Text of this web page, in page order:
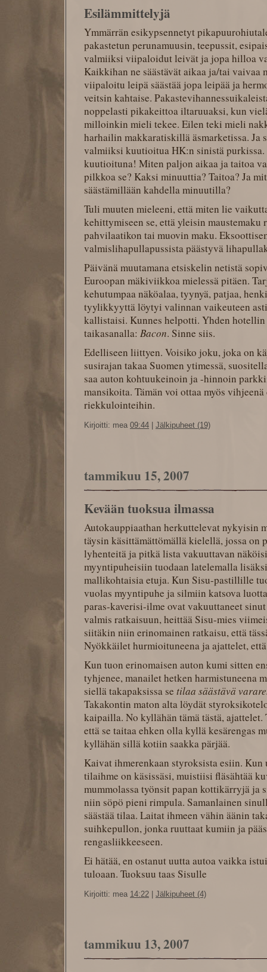
Esilämmittelyjä
Ymmärrän esikypsennetyt
pakastetun perunamuusin, teepussit,
valmiiksi viipaloidut leivät ja jopa hilloa
Kaikkihan ne säästävät aikaa ja/tai
viipaloitu leipä säästää jopa leipää ja
veitsin kahtaise.
noppelasti pikakeittoa iltaruuaksi, kun
milloinkin mieli tekee. Eilen teki mieli
harhailin makkaratiskillä äsmarketissa. Ja
valmiiksi kuutioitua HK:n sinistä
kuutioituna! Miten paljon aikaa ja taitoa
pilkkoa se? Kaksi minuuttia? Taitoa? Ja
säästämillään kahdella minuutilla?
Tuli muuten mieleeni, että miten lie
kehittymiseen se, että yleisin
pahvilaatikon tai muovin maku.
valmislihapullapussista päästyvä
Päivänä muutamana etsiskelin netistä
Euroopan mäkiviikkoa mielessä pitäen.
kehutumpaa näköalaa, tyynyä, patjaa,
tyylikkyyttä löytyi valinnan vaikeuteen
kallistaisi. Kunnes helpotti. Yhden
taikasanalla: Bacon. Sinne siis.
Edelliseen liittyen. Voisiko joku, joka on
susirajan takaa Suomen ytimessä,
saa auton kohtuukeinoin ja -hinnoin
mansikoita. Tämän voi ottaa myös
riekkulointeihin.
Kirjoitti: mea 09:44 Jälkipuheet (19)
tammikuu 15, 2007
Kevään tuoksua ilmassa
Autokauppiaathan herkuttelevat nykyisin
täysin käsittämättömällä kielellä, jossa
lyhenteitä ja pitkä lista vakuuttavan
myyntipuheisiin tuodaan latelemalla
mallikohtaisia etuja. Kun Sisu-pastillille
vuolas myyntipuhe ja silmiin katsova
paras-kaverisi-ilme ovat vakuuttaneet
valmis ratkaisuun, heittää Sisu-mies
siitäkin niin erinomainen ratkaisu, että
Nyökkäilet hurmioituneena ja ajattelet,
Kun tuon erinomaisen auton kumi sitten
tyhjenee, manailet hetken harmistuneena
siellä takapaksissa se tilaa säästävä
Takakontin maton alta löydät
kaipailla. No kyllähän tämä tästä,
että se taitaa ehken olla kyllä kesärengas
kyllähän sillä kotiin saakka pärjää.
Kaivat ihmerenkaan styroksista esiin.
tilaihme on käsissäsi, muistiisi fläsähtää
mummolassa työnsit papan kottikärryjä ja
niin söpö pieni rimpula. Samanlainen
säästää tilaa. Laitat ihmeen vähin äänin
suihkepullon, jonka ruuttaat kumiin ja
rengasliikkeeseen.
Ei hätää, en ostanut uutta autoa vaikka
tuloaan. Tuoksuu taas Sisulle
Kirjoitti: mea 14:22 | Jälkipuheet (4)
tammikuu 13, 2007